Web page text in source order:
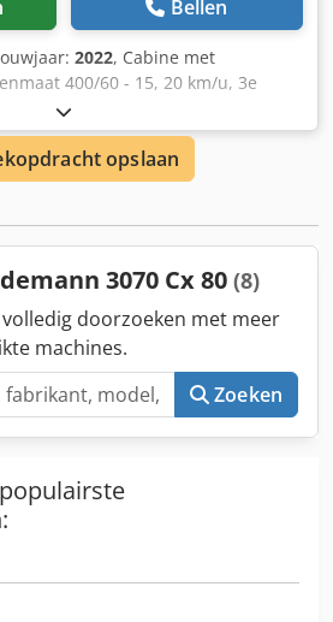
Bellen
2022, Cabine met
400/60 - 15, 20 km/u, 3e
Nsfx Aqlekr
opslaan
3070 Cx 80 (8)
doorzoeken met meer
machines.
Zoeken